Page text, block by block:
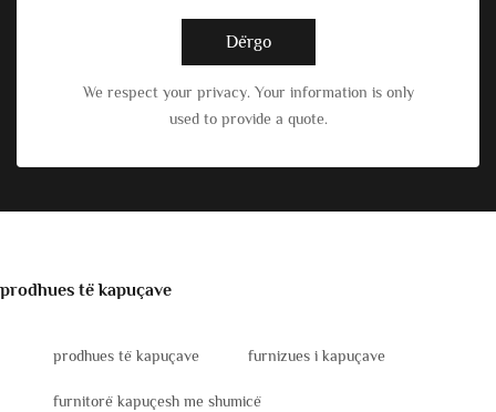
Dërgo
We respect your privacy. Your information is only
used to provide a quote.
prodhues të kapuçave
prodhues të kapuçave furnizues i kapuçave
furnitorë kapuçesh me shumicë